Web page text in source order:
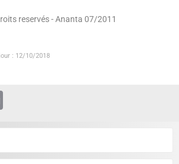
reservés - Ananta 07/2011
: 12/10/2018